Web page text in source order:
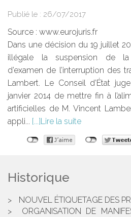
Publié le : 26/07/2017
Source : www.eurojuris.fr
Dans une décision du 19 juillet
illégale la suspension de la
d’examen de l’interruption des
Lambert. Le Conseil d’État
janvier 2014 de mettre fin à
artificielles de M. Vincent
appli...
Lire la suite
Historique
NOUVEL ÉTIQUETAGE DES
ORGANISATION DE